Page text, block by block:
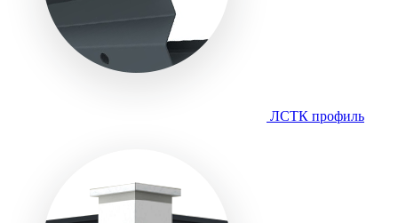
ЛСТК профиль